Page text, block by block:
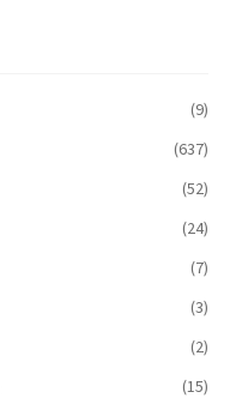
(9)
(637)
(52)
(24)
(7)
(3)
(2)
(15)